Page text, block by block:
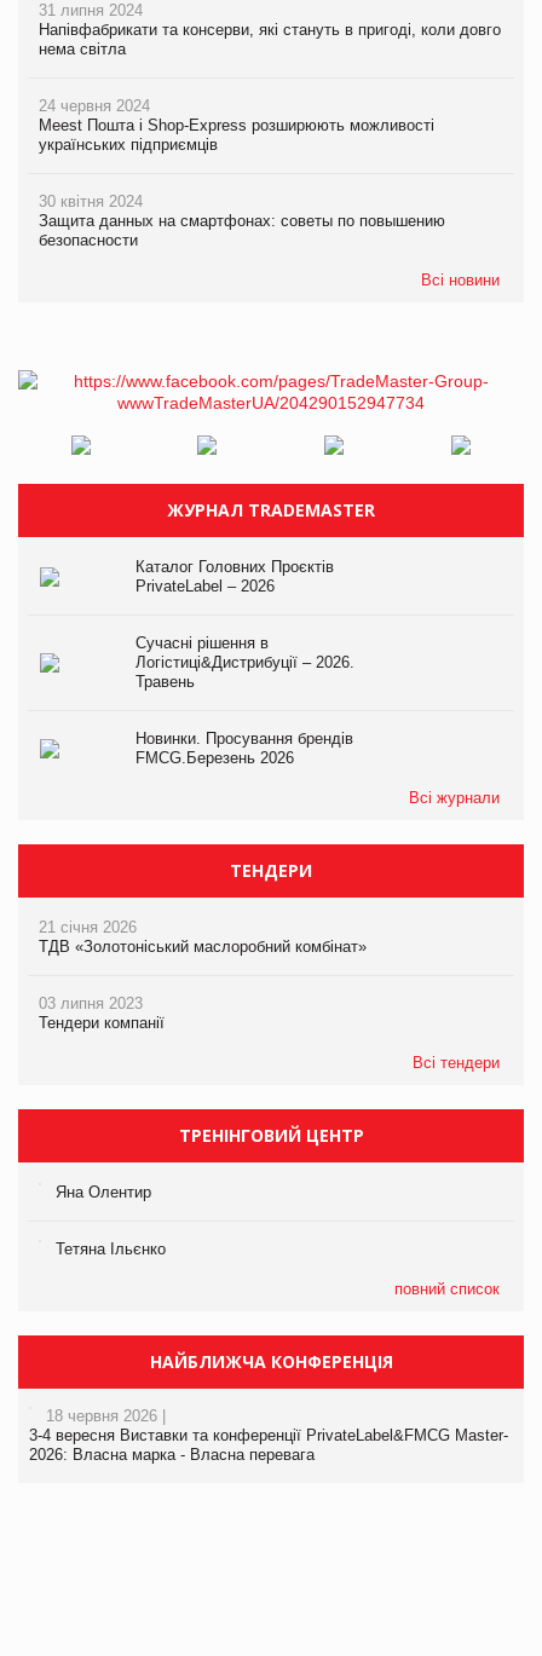
31 липня 2024
Напівфабрикати та консерви, які стануть в пригоді, коли довго
нема світла
24 червня 2024
Meest Пошта і Shop-Express розширюють можливості
українських підприємців
30 квітня 2024
Защита данных на смартфонах: советы по повышению
безопасности
Всі новини
ЖУРНАЛ TRADEMASTER
Каталог Головних Проєктів
PrivateLabel – 2026
Сучасні рішення в
Логістиці&Дистрибуції – 2026.
Травень
Новинки. Просування брендів
FMCG.Березень 2026
Всі журнали
ТЕНДЕРИ
21 січня 2026
ТДВ «Золотоніський маслоробний комбінат»
03 липня 2023
Тендери компанії
Всі тендери
ТРЕНІНГОВИЙ ЦЕНТР
Яна Олентир
Тетяна Ільєнко
повний список
НАЙБЛИЖЧА КОНФЕРЕНЦІЯ
18 червня 2026 |
3-4 вересня Виставки та конференції PrivateLabel&FMCG Master-
2026: Власна марка - Власна перевага